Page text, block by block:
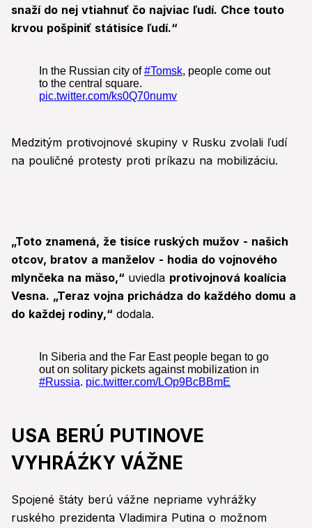
snaží do nej vtiahnuť čo najviac ľudí. Chce touto
krvou pošpiniť státisíce ľudí.“
Medzitým protivojnové skupiny v Rusku zvolali ľudí
na pouličné protesty proti príkazu na mobilizáciu.
„Toto znamená, že tisíce ruských mužov - našich
otcov, bratov a manželov - hodia do vojnového
mlynčeka na mäso,“ uviedla protivojnová koalícia
Vesna. „Teraz vojna prichádza do každého domu a
do každej rodiny,“ dodala.
USA BERÚ PUTINOVE
VYHRÁŹKY VÁŽNE
Spojené štáty berú vážne nepriame vyhrážky
ruského prezidenta Vladimira Putina o možnom